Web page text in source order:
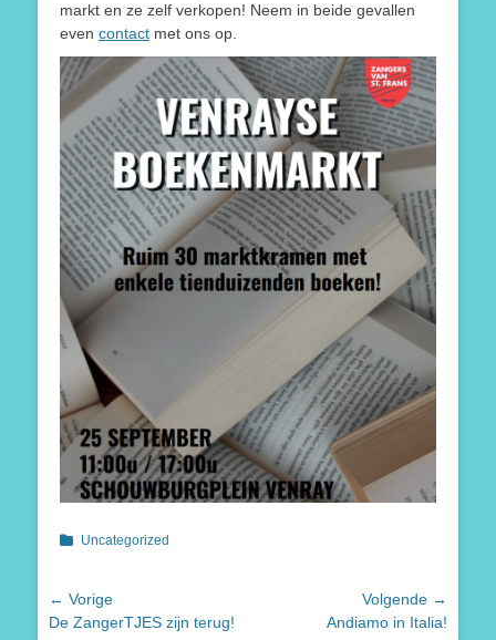
markt en ze zelf verkopen! Neem in beide gevallen
even contact met ons op.
Categorieën
Uncategorized
Bericht
navigatie
← Vorige
Vorig
De ZangerTJES zijn terug!
Volgende →
Andiamo in Italia!